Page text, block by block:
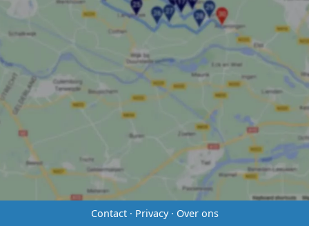
Contact· Privacy· Over ons